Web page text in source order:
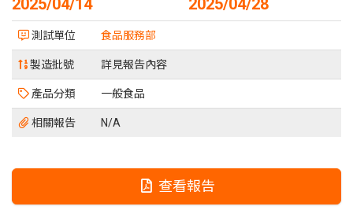
測試單位 食品服務部
製造批號 詳見報告內容
產品分類 一般食品
相關報告 N/A
查看報告